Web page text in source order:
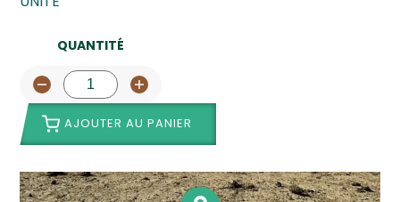
QUANTITÉ
AJOUTER AU PANIER